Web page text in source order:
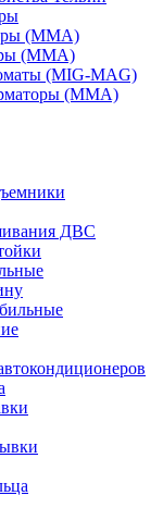
(MMA)
(MMA)
(MIG-MAG)
(MMA)
ДBC